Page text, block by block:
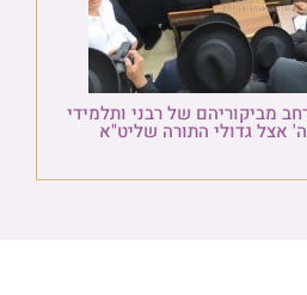
מביקוריהם של רבני ותלמידי
אצל גדולי התורה שליט"א